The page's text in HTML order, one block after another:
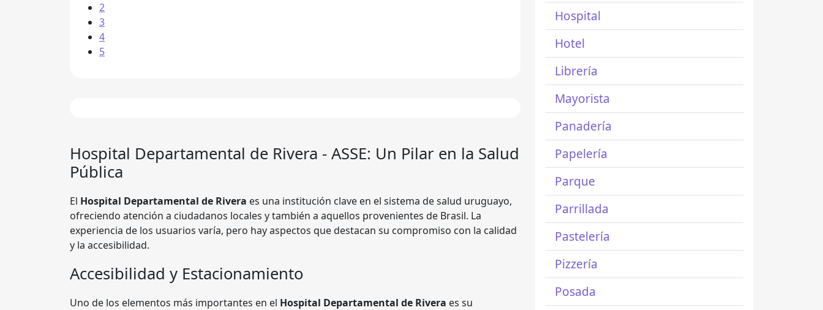
2
3
4
5
Hospital Departamental de Rivera - ASSE: Un Pilar en la Salud
Pública
El Hospital Departamental de Rivera es una institución clave en el sistema de salud uruguayo,
ofreciendo atención a ciudadanos locales y también a aquellos provenientes de Brasil. La
experiencia de los usuarios varía, pero hay aspectos que destacan su compromiso con la calidad
y la accesibilidad.
Accesibilidad y Estacionamiento
Uno de los elementos más importantes en el Hospital Departamental de Rivera es su
Hospital
Hotel
Librería
Mayorista
Panadería
Papelería
Parque
Parrillada
Pastelería
Pizzería
Posada